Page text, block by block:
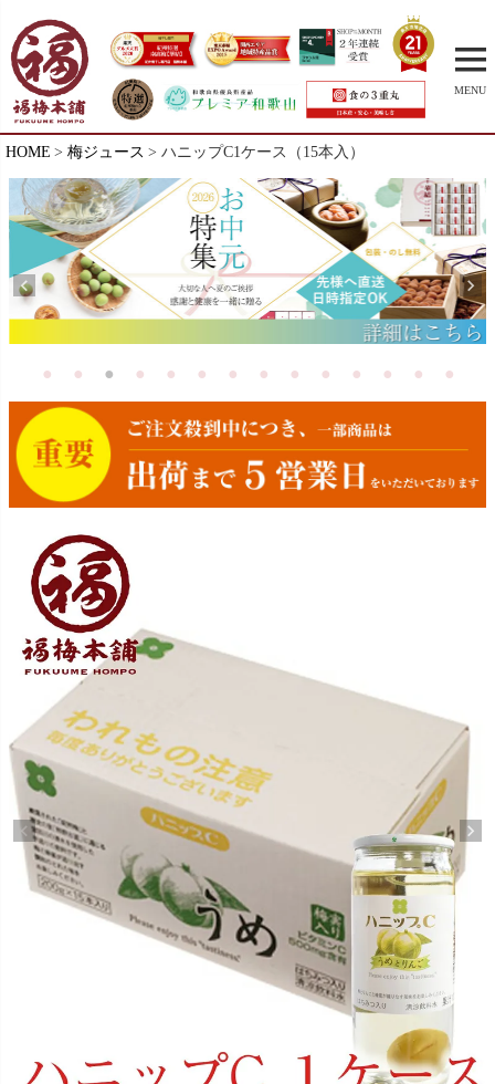
MENU
HOME 梅ジュース ハニップC1ケース（15本入）